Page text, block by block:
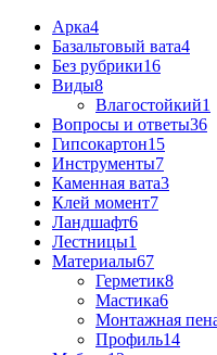
Арка4
Базальтовый вата4
Без рубрики16
Виды8
Влагостойкий1
Вопросы и ответы36
Гипсокартон15
Инструменты7
Каменная вата3
Клей момент7
Ландшафт6
Лестницы1
Материалы67
Герметик8
Мастика6
Монтажная
Профиль14